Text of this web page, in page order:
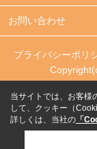
お問い合わせ
プライバシーポリ
当サイトでは、お客様
して、クッキー（
詳しくは、当社の 「